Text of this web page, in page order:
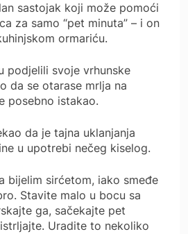
sastojak koji može pomoći
za samo “pet minuta” – i on
ormariću.
podjelili svoje vrhunske
da se otarase mrlja na
posebno istakao.
da je tajna uklanjanja
u upotrebi nečeg kiselog.
bijelim sirćetom, iako smeđe
Stavite malo u bocu sa
ga, sačekajte pet
Uradite to nekoliko